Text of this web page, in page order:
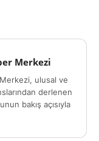
Merkezi
ulusal ve
derlenen
bakış açısıyla